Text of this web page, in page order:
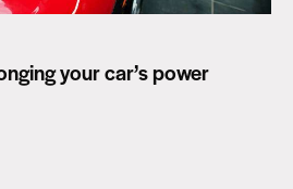
your car’s power